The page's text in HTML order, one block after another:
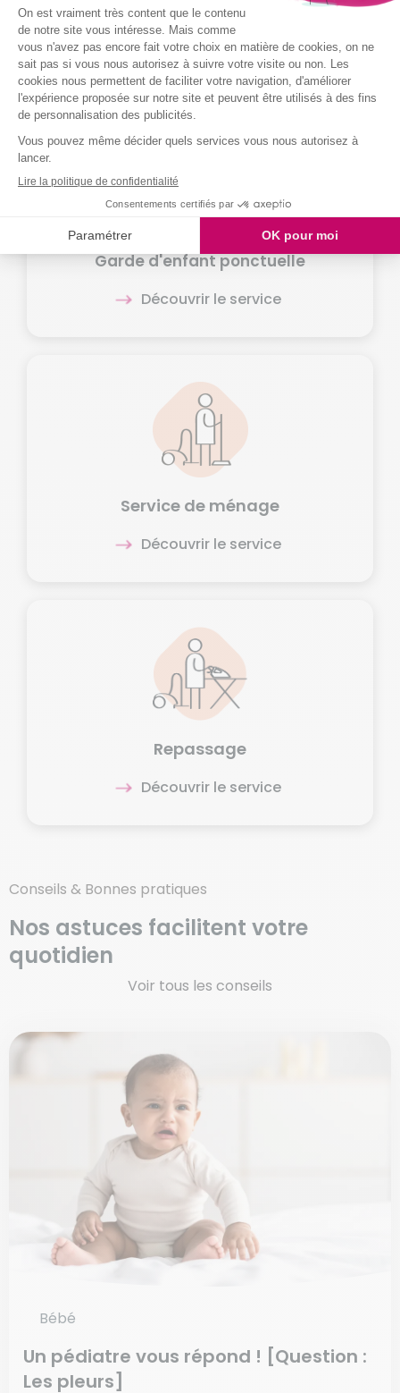
Garde d'enfant régulière
Découvrir le service
Garde d'enfant ponctuelle
Découvrir le service
Service de ménage
Découvrir le service
Repassage
Découvrir le service
Conseils & Bonnes pratiques
Nos astuces facilitent votre
quotidien
Voir tous les conseils
Bébé
Un pédiatre vous répond ! [Question :
Les pleurs]